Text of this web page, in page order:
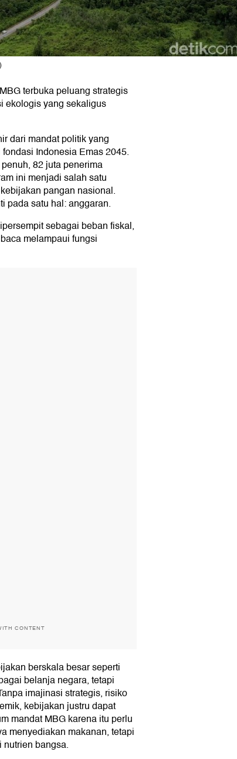
terbuka peluang strategis
ekologis yang sekaligus
dari mandat politik yang
Indonesia Emas 2045.
82 juta penerima
ini menjadi salah satu
pangan nasional.
pada satu hal: anggaran.
sebagai beban fiskal,
melampaui fungsi
CONTENT
berskala besar seperti
belanja negara, tetapi
imajinasi strategis, risiko
kebijakan justru dapat
mandat MBG karena itu perlu
menyediakan makanan, tetapi
bangsa.